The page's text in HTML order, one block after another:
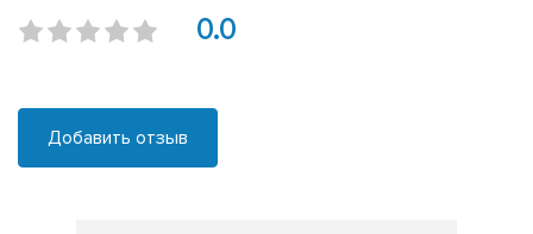
0.0
Добавить отзыв